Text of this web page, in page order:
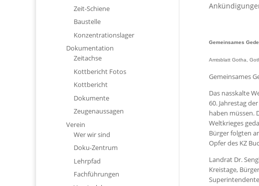
Gemeinsames
Amtsblatt Gotha,
Gemeinsames
Das nasskalte
60. Jahrestag
haben müssen.
Weltkrieges
Bürger folgten
Opfer des KZ
Landrat Dr.
Kreistage,
Zeit-Schiene
Baustelle
Konzentrationslager
Dokumentation
Zeitachse
Kottbericht Fotos
Kottbericht
Dokumente
Zeugenaussagen
Verein
Wer wir sind
Doku-Zentrum
Lehrpfad
Fachführungen